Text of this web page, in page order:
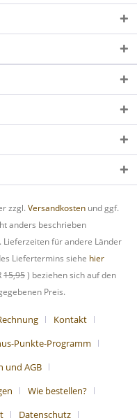
zzgl. Versandkosten und ggf.
anders beschrieben
für andere Länder
Liefertermins siehe hier
15,95) beziehen sich auf den
Preis.
Kontakt
Punkte-Programm
und AGB
Wie bestellen?
Datenschutz